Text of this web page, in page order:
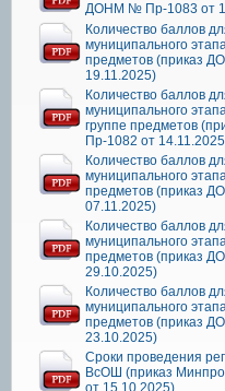
ДОНМ № Пр-1083 от
Количество баллов
муниципального
предметов (приказ
19.11.2025)
Количество баллов
муниципального
группе предметов
Пр-1082 от
Количество баллов
муниципального
предметов (приказ
07.11.2025)
Количество баллов
муниципального
предметов (приказ
29.10.2025)
Количество баллов
муниципального
предметов (приказ
23.10.2025)
Сроки проведения
ВсОШ (приказ
от 15.10.2025)